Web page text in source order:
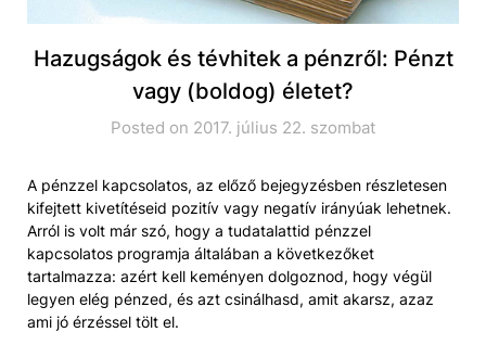
Hazugságok és tévhitek a pénzről: Pénzt
vagy (boldog) életet?
Posted on 2017. július 22. szombat
A pénzzel kapcsolatos, az előző bejegyzésben részletesen
kifejtett kivetítéseid pozitív vagy negatív irányúak lehetnek.
Arról is volt már szó, hogy a tudatalattid pénzzel
kapcsolatos programja általában a következőket
tartalmazza: azért kell keményen dolgoznod, hogy végül
legyen elég pénzed, és azt csinálhasd, amit akarsz, azaz
ami jó érzéssel tölt el.